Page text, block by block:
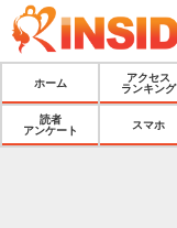
ホーム
アクセス
ランキング
読者
アンケート
スマホ